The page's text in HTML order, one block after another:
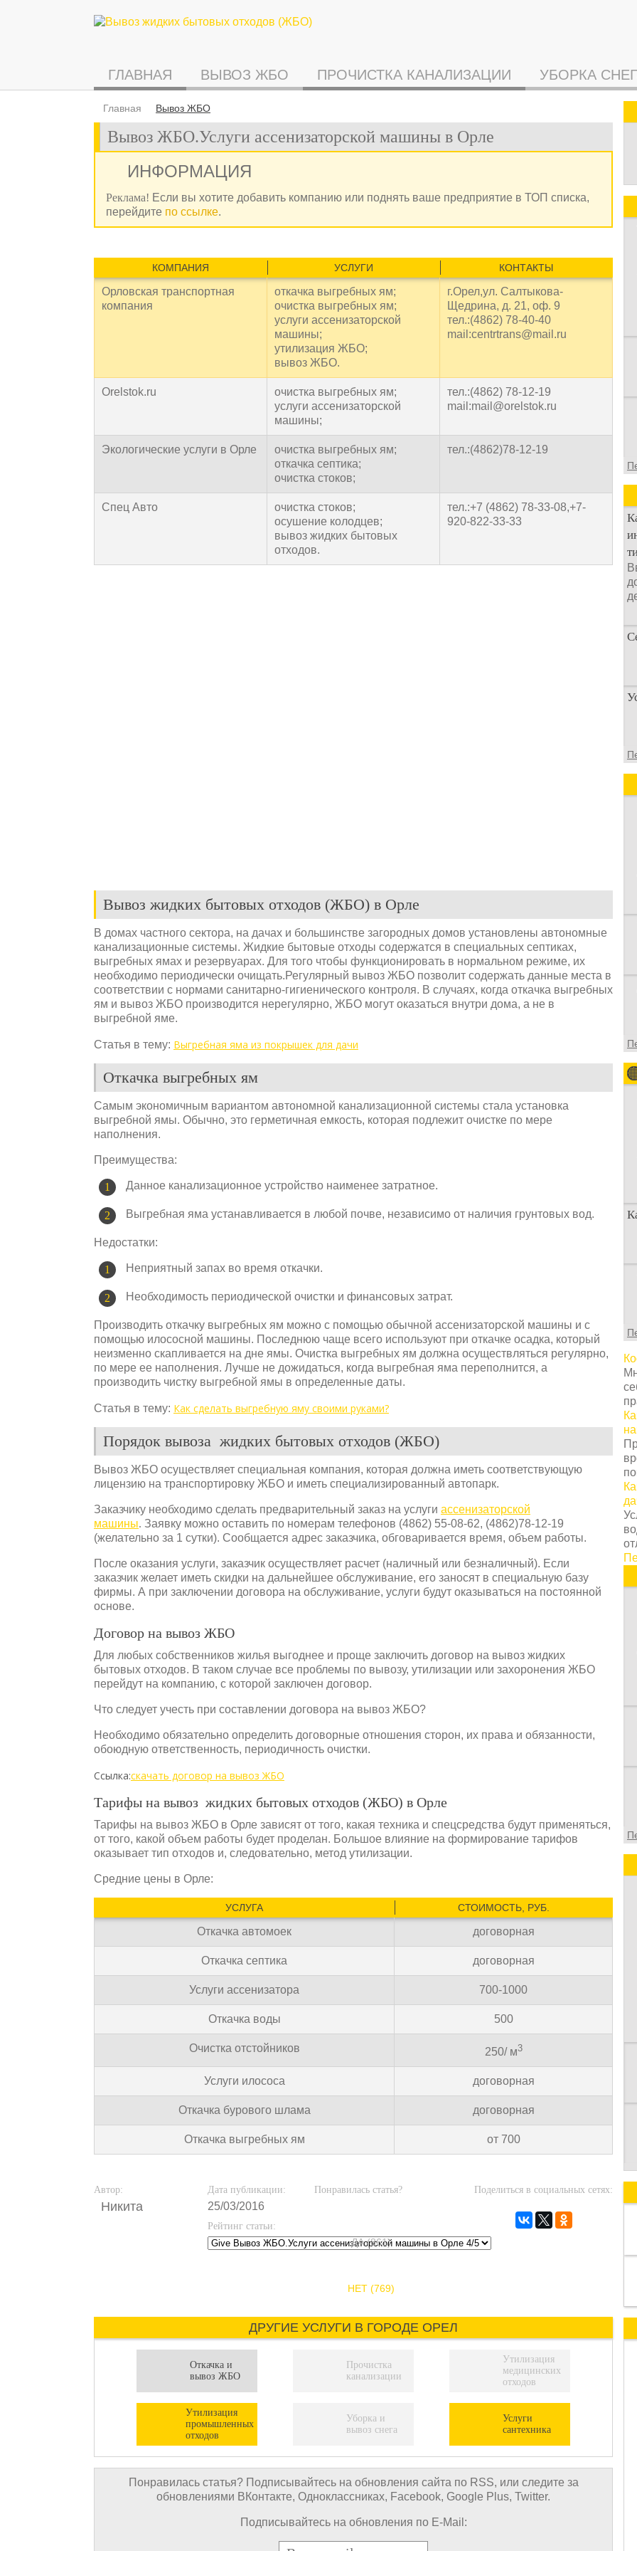
ГЛАВНАЯ ВЫВОЗ ЖБО ПРОЧИСТКА КАНАЛИЗАЦИИ УБОРКА
Главная Вывоз ЖБО
Вывоз ЖБО.Услуги ассенизаторской машины в Орле
ИНФОРМАЦИЯ
Реклама! Если вы хотите добавить компанию или поднять ваше предприятие в ТОП списка,
перейдите по ссылке.
КОМПАНИЯ УСЛУГИ КОНТАКТЫ
Орловская транспортная
компания
откачка выгребных ям;
очистка выгребных ям;
услуги ассенизаторской
машины;
утилизация ЖБО;
вывоз ЖБО.
г.Орел,ул. Салтыкова-
Щедрина, д. 21, оф. 9
тел.:(4862) 78-40-40
mail:centrtrans@mail.ru
Orelstok.ru
очистка выгребных ям;
услуги ассенизаторской
машины;
тел.:(4862) 78-12-19
mail:mail@orelstok.ru
Экологические услуги в Орле
очистка выгребных ям;
откачка септика;
очистка стоков;
тел.:(4862)78-12-19
Спец Авто
очистка стоков;
осушение колодцев;
вывоз жидких бытовых
отходов.
тел.:+7 (4862) 78-33-08,+7-
920-822-33-33
Вывоз жидких бытовых отходов (ЖБО) в Орле
В домах частного сектора, на дачах и большинстве загородных домов установлены автономные
канализационные системы. Жидкие бытовые отходы содержатся в специальных септиках,
выгребных ямах и резервуарах. Для того чтобы функционировать в нормальном режиме, их
необходимо периодически очищать.Регулярный вывоз ЖБО позволит содержать данные места в
соответствии с нормами санитарно-гигиенического контроля. В случаях, когда откачка выгребных
ям и вывоз ЖБО производится нерегулярно, ЖБО могут оказаться внутри дома, а не в
выгребной яме.
Статья в тему: Выгребная яма из покрышек для дачи
Откачка выгребных ям
Самым экономичным вариантом автономной канализационной системы стала установка
выгребной ямы. Обычно, это герметичная емкость, которая подлежит очистке по мере
наполнения.
Преимущества:
Данное канализационное устройство наименее затратное.
Выгребная яма устанавливается в любой почве, независимо от наличия грунтовых вод.
Недостатки:
Неприятный запах во время откачки.
Необходимость периодической очистки и финансовых затрат.
Производить откачку выгребных ям можно с помощью обычной ассенизаторской машины и с
помощью илососной машины. Последнюю чаще всего используют при откачке осадка, который
неизменно скапливается на дне ямы. Очистка выгребных ям должна осуществляться регулярно,
по мере ее наполнения. Лучше не дожидаться, когда выгребная яма переполнится, а
производить чистку выгребной ямы в определенные даты.
Статья в тему: Как сделать выгребную яму своими руками?
Порядок вывоза жидких бытовых отходов (ЖБО)
Вывоз ЖБО осуществляет специальная компания, которая должна иметь соответствующую
лицензию на транспортировку ЖБО и иметь специализированный автопарк.
Заказчику необходимо сделать предварительный заказ на услуги ассенизаторской
машины. Заявку можно оставить по номерам телефонов (4862) 55-08-62, (4862)78-12-19
(желательно за 1 сутки). Сообщается адрес заказчика, обговаривается время, объем работы.
После оказания услуги, заказчик осуществляет расчет (наличный или безналичный). Если
заказчик желает иметь скидки на дальнейшее обслуживание, его заносят в специальную базу
фирмы. А при заключении договора на обслуживание, услуги будут оказываться на постоянной
основе.
Договор на вывоз ЖБО
Для любых собственников жилья выгоднее и проще заключить договор на вывоз жидких
бытовых отходов. В таком случае все проблемы по вывозу, утилизации или захоронения ЖБО
перейдут на компанию, с которой заключен договор.
Что следует учесть при составлении договора на вывоз ЖБО?
Необходимо обязательно определить договорные отношения сторон, их права и обязанности,
обоюдную ответственность, периодичность очистки.
Ссылка:скачать договор на вывоз ЖБО
Тарифы на вывоз жидких бытовых отходов (ЖБО) в Орле
Тарифы на вывоз ЖБО в Орле зависят от того, какая техника и спецсредства будут применяться,
от того, какой объем работы будет проделан. Большое влияние на формирование тарифов
оказывает тип отходов и, следовательно, метод утилизации.
Средние цены в Орле:
УСЛУГА СТОИМОСТЬ, РУБ.
Откачка автомоек договорная
Откачка септика договорная
Услуги ассенизатора 700-1000
Откачка воды 500
Очистка отстойников 250/ м3
Услуги илососа договорная
Откачка бурового шлама договорная
Откачка выгребных ям от 700
Автор:
Никита
Дата публикации:
25/03/2016
Рейтинг статьи:
Понравилась статья?
ДА (861)
НЕТ (769)
Поделиться в социальных сетях:
ДРУГИЕ УСЛУГИ В ГОРОДЕ ОРЕЛ
Откачка и
вывоз ЖБО
Прочистка
канализации
Утилизация
медицинских
отходов
Утилизация
промышленных
отходов
Уборка и
вывоз снега
Услуги
сантехника
Понравилась статья? Подписывайтесь на обновления сайта по RSS, или следите за
обновлениями ВКонтакте, Одноклассниках, Facebook, Google Plus, Twitter.
Подписывайтесь на обновления по E-Mail:
E-mail